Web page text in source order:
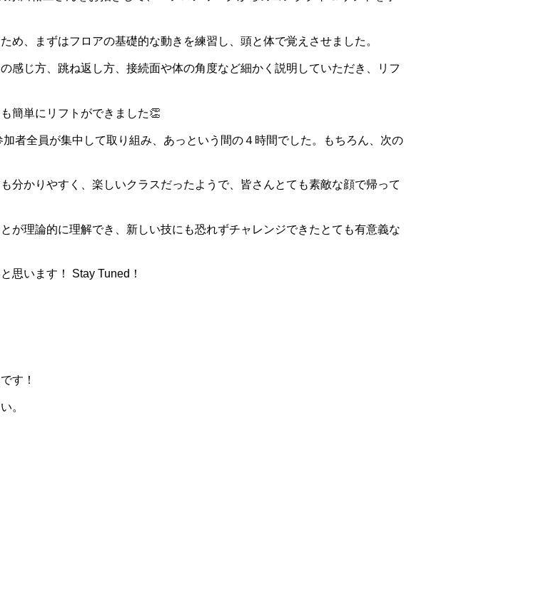
め、まずはフロアの基礎的な動きを練習し、頭と体で覚えさせました。
感じ方、跳ね返し方、接続面や体の角度など細かく説明していただき、リフ
簡単にリフトができました👏
者全員が集中して取り組み、あっという間の４時間でした。もちろん、次の
分かりやすく、楽しいクラスだったようで、皆さんとても素敵な顔で帰って
が理論的に理解でき、新しい技にも恐れずチャレンジできたとても有意義な
思います！ Stay Tuned！
す！
。